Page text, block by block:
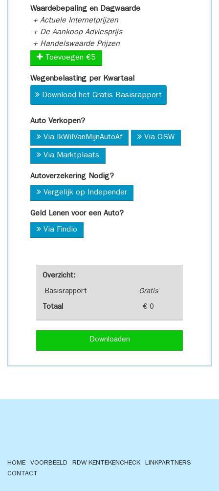
Overzicht:
Basisrapport Gratis
Totaal € 0
Downloaden
Waardebepaling en Dagwaarde
+ Actuele Internetprijzen
+ De Aankoop Adviesprijs
+ Handelswaarde Prijzen
Toevoegen €5
Wegenbelasting per Kwartaal
Download het Gratis Basisrapport
Auto Verkopen?
Via IkWilVanMijnAutoAf Via OSW
Via Marktplaats
Autoverzekering Nodig?
Vergelijk op Independer
Geld Lenen voor een Auto?
Via Findio
HOME VOORBEELD RDW KENTEKENCHECK
LINKPARTNERS
CONTACT